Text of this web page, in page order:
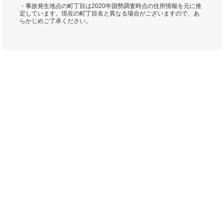
・事故発生地点の町丁目は2020年国勢調査時点の住所情報を元に推
定しています。現在の町丁目名と異なる場合がございますので、あ
らかじめご了承ください。